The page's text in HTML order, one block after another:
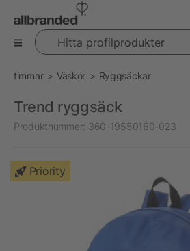
Hitta profilprodukter
timmar Väskor Ryggsäckar
Trend ryggsäck
Produktnummer: 360-19550160-023
Priority